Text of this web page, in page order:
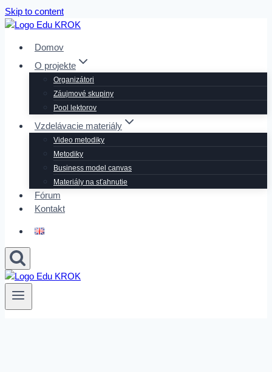
Skip to content
Domov
O projekte
Organizátori
Záujmové skupiny
Pool lektorov
Vzdelávacie materiály
Video metodiky
Metodiky
Business model canvas
Materiály na sťahnutie
Fórum
Kontakt